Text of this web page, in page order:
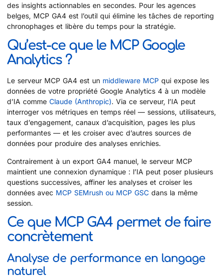
des insights actionnables en secondes. Pour les agences
belges, MCP GA4 est l’outil qui élimine les tâches de reporting
chronophages et libère du temps pour la stratégie.
Qu’est-ce que le MCP Google
Analytics ?
Le serveur MCP GA4 est un middleware MCP qui expose les
données de votre propriété Google Analytics 4 à un modèle
d’IA comme Claude (Anthropic). Via ce serveur, l’IA peut
interroger vos métriques en temps réel — sessions, utilisateurs,
taux d’engagement, canaux d’acquisition, pages les plus
performantes — et les croiser avec d’autres sources de
données pour produire des analyses enrichies.
Contrairement à un export GA4 manuel, le serveur MCP
maintient une connexion dynamique : l’IA peut poser plusieurs
questions successives, affiner les analyses et croiser les
données avec MCP SEMrush ou MCP GSC dans la même
session.
Ce que MCP GA4 permet de faire
concrètement
Analyse de performance en langage
naturel